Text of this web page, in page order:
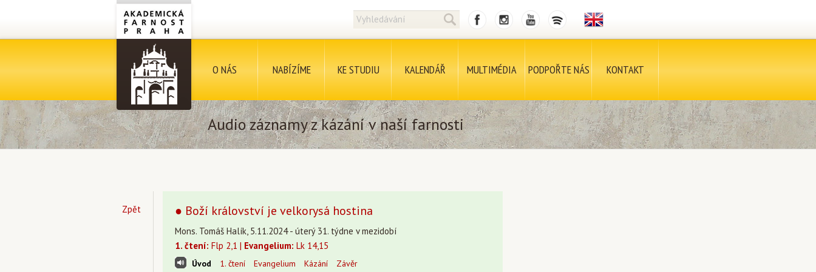
O NÁS NABÍZÍME KE STUDIU KALENDÁŘ MULTIMÉDIA PODPOŘTE NÁS KONTAKT
Audio záznamy z kázání v naší farnosti
Zpět ● Boží království je velkorysá hostina
Mons. Tomáš Halík, 5.11.2024 - úterý 31. týdne v mezidobí
1. čtení: Flp 2,1 | Evangelium: Lk 14,15
Úvod 1. čtení Evangelium Kázání Závěr